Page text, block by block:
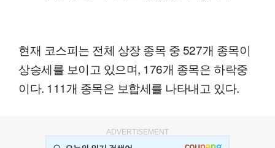
현재 코스피는 전체 상장 종목 중 527개 종목이
상승세를 보이고 있으며, 176개 종목은 하락중
이다. 111개 종목은 보합세를 나타내고 있다.
ADVERTISEMENT